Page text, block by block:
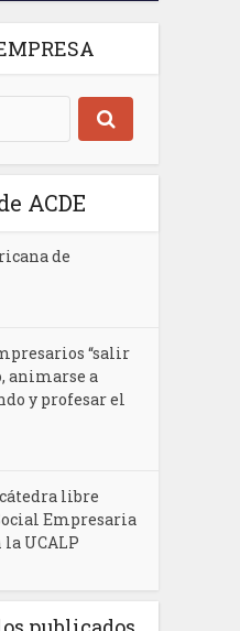
ACDE
de
“salir
animarse a
y profesar el
libre
Empresaria
la UCALP